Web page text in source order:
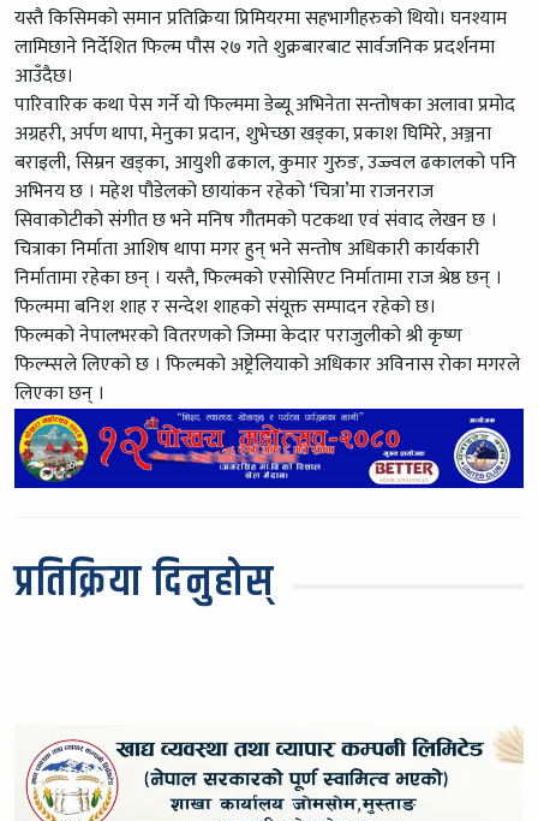
यस्तै किसिमको समान प्रतिक्रिया प्रिमियरमा सहभागीहरुको थियो। घनश्याम
लामिछाने निर्देशित फिल्म पौस २७ गते शुक्रबारबाट सार्वजनिक प्रदर्शनमा
आउँदैछ।
पारिवारिक कथा पेस गर्ने यो फिल्ममा डेब्यू अभिनेता सन्तोषका अलावा प्रमोद
अग्रहरी, अर्पण थापा, मेनुका प्रदान, शुभेच्छा खड्का, प्रकाश घिमिरे, अञ्जना
बराइली, सिम्रन खड्का, आयुशी ढकाल, कुमार गुरुङ, उज्ज्वल ढकालको पनि
अभिनय छ । महेश पौडेलको छायांकन रहेको ‘चित्रा’मा राजनराज
सिवाकोटीको संगीत छ भने मनिष गौतमको पटकथा एवं संवाद लेखन छ ।
चित्राका निर्माता आशिष थापा मगर हुन् भने सन्तोष अधिकारी कार्यकारी
निर्मातामा रहेका छन् । यस्तै, फिल्मको एसोसिएट निर्मातामा राज श्रेष्ठ छन् ।
फिल्ममा बनिश शाह र सन्देश शाहको संयूक्त सम्पादन रहेको छ।
फिल्मको नेपालभरको वितरणको जिम्मा केदार पराजुलीको श्री कृष्ण
फिल्म्सले लिएको छ । फिल्मको अष्ट्रेलियाको अधिकार अविनास रोका मगरले
लिएका छन् ।
प्रतिक्रिया दिनुहोस्